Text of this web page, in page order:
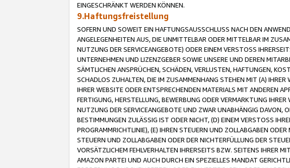
EINGESCHRÄNKT WERDEN KÖNNEN.
9.Haftungsfreistellung
SOFERN UND SOWEIT EIN HAFTUNGSAUSSCHLUSS NACH DEN
ANGELEGENHEITEN AUS, DIE UNMITTELBAR ODER MITTELBAR IM
NUTZUNG DER SERVICEANGEBOTE) ODER EINEM VERSTOSS
UNTERNEHMEN UND LIZENZGEBER SOWIE UNSERE UND DEREN
SÄMTLICHEN ANSPRÜCHEN, SCHÄDEN, VERLUSTEN, HAFTUNGEN,
SCHADLOS ZUHALTEN, DIE IM ZUSAMMENHANG STEHEN MIT (A) IHRER
IHRER WEBSITE ODER ENTSPRECHENDEN MATERIALS MIT ANDEREN
FERTIGUNG, HERSTELLUNG, BEWERBUNG ODER VERMARKTUNG
NUTZUNG DER SERVICEANGEBOTE UND ZWAR UNABHÄNGIG DAVON,
BESTIMMUNGEN ZULÄSSIG IST ODER NICHT, (D) EINEM VERSTOSS
PROGRAMMRICHTLINIE), (E) IHREN STEUERN UND ZOLLABGABEN
STEUERN UND ZOLLABGABEN ODER DER NICHTERFÜLLUNG DER
VORSÄTZLICHEM FEHLVERHALTEN IHRERSEITS BZW. SEITENS IHRER
AMAZON PARTEI UND AUCH DURCH EIN SPEZIELLES MANDAT